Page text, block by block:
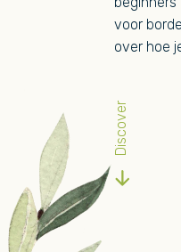
voor
over hoe
Discover